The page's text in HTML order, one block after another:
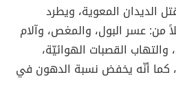
الديدان المعوية، ويطرد
من: عسر البول، والمغص، وآلام
والتهاب القصبات الهوائيّة،
كما أنّه يخفض نسبة الدهون في